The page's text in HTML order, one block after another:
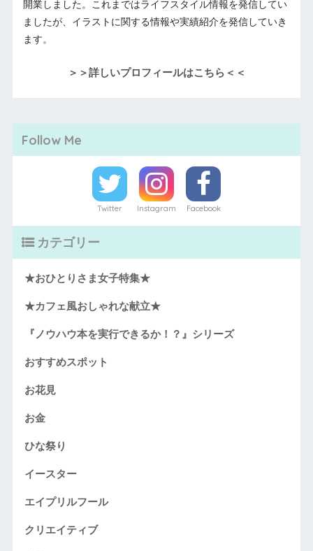
開業しました。これまではライフスタイル情報を発信してい
ましたが、イラストに関する情報や実績紹介を発信していき
ます。
＞＞詳しいプロフィールはこちら＜＜
Follow Me
Twitter Instagram Facebook
カテゴリー
★おひとりさま女子特集★
★カフェ風おしゃれな献立★
『ノウハウ本を実行できるか！？』シリーズ
おすすめスポット
お花見
お金
ひな祭り
イースター
エイプリルフール
クリエイティブ